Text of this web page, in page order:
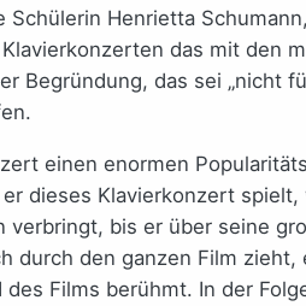
Henrietta
das mit den
das sei „nicht
einen enormen
dieses Klavierkonzert
bis er über seine
den ganzen Film
Films berühmt. In der